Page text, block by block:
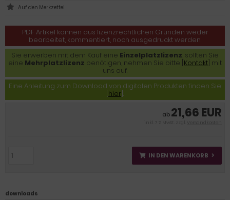
PDF Artikel können aus lizenzrechtlichen Gründen weder
bearbeitet, kommentiert, noch ausgedruckt werden.
Sie erwerben mit dem Kauf eine Einzelplatzlizenz, sollten Sie
eine Mehrplatzlizenz benötigen, nehmen Sie bitte [ Kontakt ] mit
uns auf.
Eine Anleitung zum Download von digitalen Produkten finden Sie
hier ].
ab 21,66 EUR
inkl. 7 % MwSt. zzgl. Versandkosten
IN DEN WARENKORB
downloads